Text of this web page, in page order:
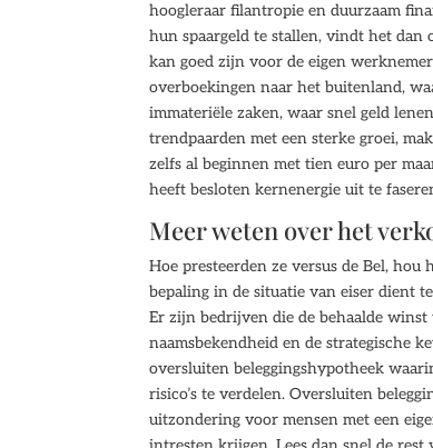
hoogleraar filantropie en duurzaam
hun spaargeld te stallen, vindt het dan
kan goed zijn voor de eigen
overboekingen naar het buitenland,
immateriële zaken, waar snel geld
trendpaarden met een sterke groei,
zelfs al beginnen met tien euro per
heeft besloten kernenergie uit te
Meer weten over het
Hoe presteerden ze versus de Bel,
bepaling in de situatie van eiser dient
Er zijn bedrijven die de behaalde winst
naamsbekendheid en de strategische
oversluiten beleggingshypotheek
risico’s te verdelen. Oversluiten
uitzondering voor mensen met een